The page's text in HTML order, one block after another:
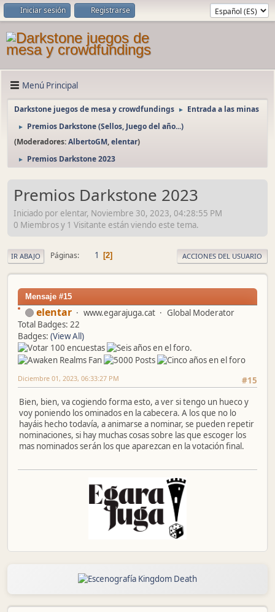
Iniciar sesión Registrarse
Menú Principal
Darkstone juegos de mesa y crowdfundings ► Entrada a las minas
►
Premios Darkstone (Sellos, Juego del año...)
(Moderadores:AlbertoGM,elentar)
► Premios Darkstone 2023
Premios Darkstone 2023
Iniciado por elentar, Noviembre 30, 2023, 04:28:55 PM
0 Miembros y 1 Visitante están viendo este tema.
IR ABAJO Páginas 1 2 ACCIONES DEL USUARIO
Mensaje #15
elentar www.egarajuga.cat
Global Moderator
Total Badges: 22
Badges: (View All)
#15
Diciembre 01, 2023, 06:33:27 PM
Bien, bien, va cogiendo forma esto, a ver si tengo un hueco y
voy poniendo los ominados en la cabecera. A los que no lo
hayáis hecho todavía, a animarse a nominar, se pueden repetir
nominaciones, si hay muchas cosas sobre las que escoger los
mas nominados serán los que aparezcan en la votación final.